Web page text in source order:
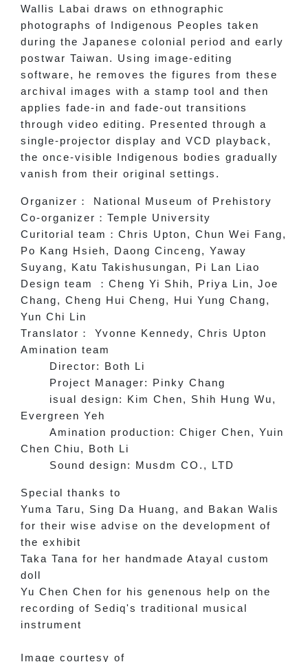
Wallis Labai draws on ethnographic
photographs of Indigenous Peoples taken
during the Japanese colonial period and early
postwar Taiwan. Using image-editing
software, he removes the figures from these
archival images with a stamp tool and then
applies fade-in and fade-out transitions
through video editing. Presented through a
single-projector display and VCD playback,
the once-visible Indigenous bodies gradually
vanish from their original settings.
Organizer ：
National Museum of Prehistory
Co-organizer ： Temple University
Curitorial team ： Chris Upton, Chun Wei Fang,
Po Kang Hsieh, Daong Cinceng, Yaway
Suyang, Katu Takishusungan, Pi Lan Liao
Design team
： Cheng Yi Shih, Priya Lin, Joe
Chang, Cheng Hui Cheng, Hui Yung Chang,
Yun Chi Lin
Translator ：
Yvonne Kennedy, Chris Upton
Amination team
Director: Both Li
Project Manager: Pinky Chang
isual design: Kim Chen, Shih Hung Wu,
Evergreen Yeh
Amination production: Chiger Chen, Yuin
Chen Chiu, Both Li
Sound design: Musdm CO., LTD
Special thanks to
Yuma Taru, Sing Da Huang, and Bakan Walis
for their wise advise on the development of
the exhibit
Taka Tana for her handmade Atayal custom
doll
Yu Chen Chen for his genenous help on the
recording of Sediq's traditional musical
instrument
Image courtesy of